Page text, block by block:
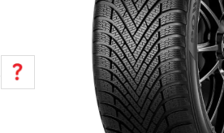
POMOĆ PRI KUPOVINI